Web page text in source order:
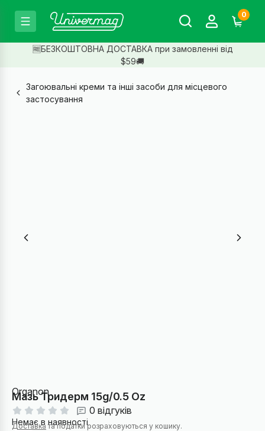
0
🆓БЕЗКОШТОВНА ДОСТАВКА при замовленні від
$59🚚
Загоювальні креми та інші засоби для місцевого
застосування
Organon
Мазь Тридерм 15g/0.5 Oz
0 відгуків
Немає в наявності
Доставка та податки розраховуються у кошику.